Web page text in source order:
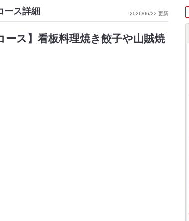
ス詳細 2026/06/22 更新
ース】看板料理焼き餃子や山賊焼